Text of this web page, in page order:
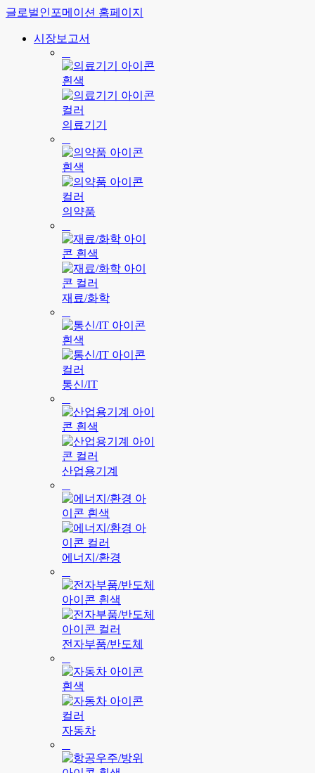
글로벌인포메이션 홈페이지
시장보고서
의료기기
의약품
재료/화학
통신/IT
산업용기계
에너지/환경
전자부품/반도체
자동차